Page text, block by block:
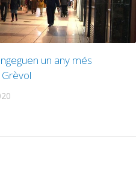
un any més
Grèvol